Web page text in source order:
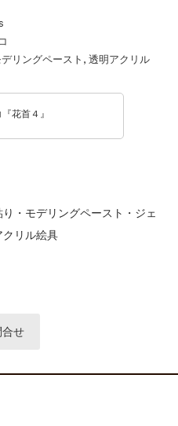
デリングペースト , 透明アクリル
花首４』
・モデリングペースト・ジェ
リル絵具